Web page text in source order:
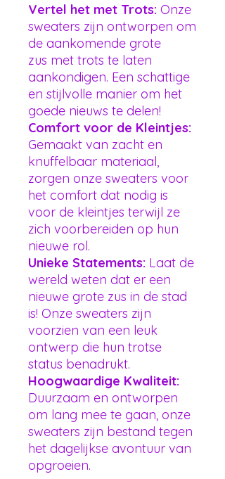
Vertel het met Trots: Onze
sweaters zijn ontworpen om
de aankomende grote
zus met trots te laten
aankondigen. Een schattige
en stijlvolle manier om het
goede nieuws te delen!
Comfort voor de Kleintjes:
Gemaakt van zacht en
knuffelbaar materiaal,
zorgen onze sweaters voor
het comfort dat nodig is
voor de kleintjes terwijl ze
zich voorbereiden op hun
nieuwe rol.
Unieke Statements: Laat de
wereld weten dat er een
nieuwe grote zus in de stad
is! Onze sweaters zijn
voorzien van een leuk
ontwerp die hun trotse
status benadrukt.
Hoogwaardige Kwaliteit:
Duurzaam en ontworpen
om lang mee te gaan, onze
sweaters zijn bestand tegen
het dagelijkse avontuur van
opgroeien.